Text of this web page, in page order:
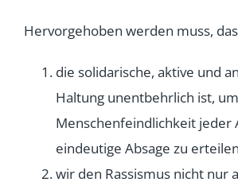
Hervorgehoben werden muss,
die solidarische, aktive und
Haltung unentbehrlich ist, um
Menschenfeindlichkeit jeder
eindeutige Absage zu erteilen
wir den Rassismus nicht nur